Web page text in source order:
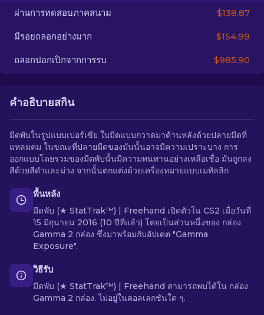
ผ่านการทดสอบภาคสนาม $138.87
มีรอยถลอกอย่างมาก $154.99
ถลอกปอกเปิกจากการรบ $985.90
คำอธิบายสกิน
มีดพับในรูปแบบเปอร์เซีย ใบมีดแบบกวาดมาด้านหลังด้วยปลายมีดที่
แหลมคม ในขณะที่ปลายมีดของมันนั้นอาจมีความเปราะบาง การ
ออกแบบโดยรวมของมีดพับนั้นมีความทนทานอย่างเหลือเชื่อ มันถูกลง
สีด้วยสีดำและม่วง จากนั้นตกแต่งด้วยเครื่องหมายแบบเมทัลลิก
พื้นหลัง
มีดพับ (★ StatTrak™) | Freehand เปิดตัวใน CS2 เมื่อวันที่
15 มิถุนายน 2016 (10 ปีที่แล้ว) โดยเป็นส่วนหนึ่งของ กล่อง
Gamma 2 กล่อง ซึ่งมาพร้อมกับอัปเดต "Gamma
Exposure".
วิธีรับ
มีดพับ (★ StatTrak™) | Freehand สามารถพบได้ใน กล่อง
Gamma 2 กล่อง. ไม่อยู่ในคอลเลกชันใด ๆ.